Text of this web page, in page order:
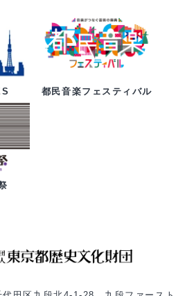
都民音楽フェスティバル